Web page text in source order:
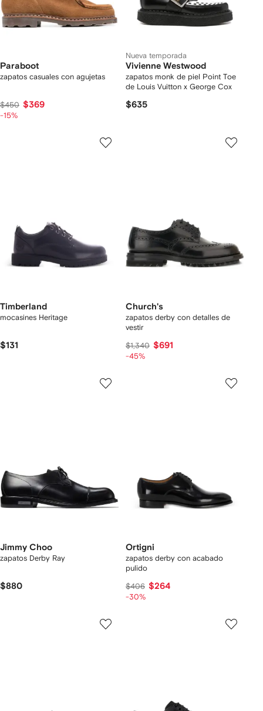
Paraboot
zapatos casuales con agujetas
$450 $369
-15%
Nueva temporada
Vivienne Westwood
zapatos monk de piel Point Toe
de Louis Vuitton x George Cox
$635
Timberland
mocasines Heritage
$131
Church's
zapatos derby con detalles de
vestir
$1,340 $691
-45%
Jimmy Choo
zapatos Derby Ray
$880
Ortigni
zapatos derby con acabado
pulido
$406 $264
-30%